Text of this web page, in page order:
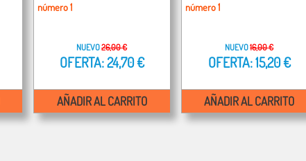
número 1
NUEVO26,00 €
OFERTA: 24,70 €
AÑADIR AL CARRITO
número 1
NUEVO16,00 €
OFERTA: 15,20 €
AÑADIR AL CARRITO